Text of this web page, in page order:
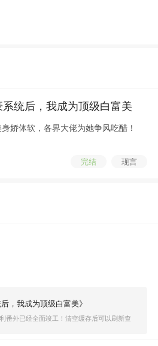
统后，我成为顶级白富美
娇体软，各界大佬为她争风吃醋！
完结 现言
，我成为顶级白富美》
番外已经全面竣工！清空缓存后可以刷新查